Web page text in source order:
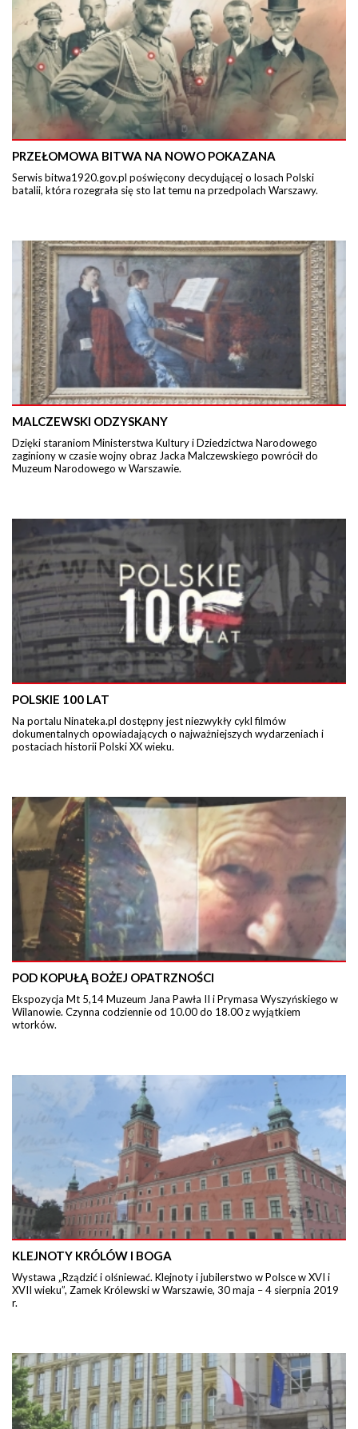
PRZEŁOMOWA BITWA NA NOWO POKAZANA
Serwis bitwa1920.gov.pl poświęcony decydującej o losach Polski
batalii, która rozegrała się sto lat temu na przedpolach Warszawy.
MALCZEWSKI ODZYSKANY
Dzięki staraniom Ministerstwa Kultury i Dziedzictwa Narodowego
zaginiony w czasie wojny obraz Jacka Malczewskiego powrócił do
Muzeum Narodowego w Warszawie.
POLSKIE 100 LAT
Na portalu Ninateka.pl dostępny jest niezwykły cykl filmów
dokumentalnych opowiadających o najważniejszych wydarzeniach i
postaciach historii Polski XX wieku.
POD KOPUŁĄ BOŻEJ OPATRZNOŚCI
Ekspozycja Mt 5,14 Muzeum Jana Pawła II i Prymasa Wyszyńskiego w
Wilanowie. Czynna codziennie od 10.00 do 18.00 z wyjątkiem
wtorków.
KLEJNOTY KRÓLÓW I BOGA
Wystawa „Rządzić i olśniewać. Klejnoty i jubilerstwo w Polsce w XVI i
XVII wieku”, Zamek Królewski w Warszawie, 30 maja – 4 sierpnia 2019
r.